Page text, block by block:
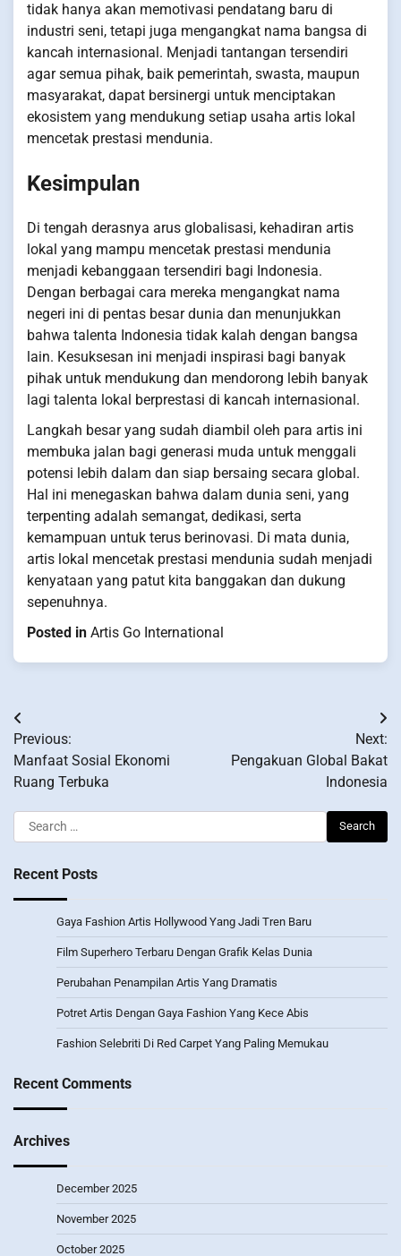
tidak hanya akan memotivasi pendatang baru di
industri seni, tetapi juga mengangkat nama bangsa di
kancah internasional. Menjadi tantangan tersendiri
agar semua pihak, baik pemerintah, swasta, maupun
masyarakat, dapat bersinergi untuk menciptakan
ekosistem yang mendukung setiap usaha artis lokal
mencetak prestasi mendunia.
Kesimpulan
Di tengah derasnya arus globalisasi, kehadiran artis
lokal yang mampu mencetak prestasi mendunia
menjadi kebanggaan tersendiri bagi Indonesia.
Dengan berbagai cara mereka mengangkat nama
negeri ini di pentas besar dunia dan menunjukkan
bahwa talenta Indonesia tidak kalah dengan bangsa
lain. Kesuksesan ini menjadi inspirasi bagi banyak
pihak untuk mendukung dan mendorong lebih banyak
lagi talenta lokal berprestasi di kancah internasional.
Langkah besar yang sudah diambil oleh para artis ini
membuka jalan bagi generasi muda untuk menggali
potensi lebih dalam dan siap bersaing secara global.
Hal ini menegaskan bahwa dalam dunia seni, yang
terpenting adalah semangat, dedikasi, serta
kemampuan untuk terus berinovasi. Di mata dunia,
artis lokal mencetak prestasi mendunia sudah menjadi
kenyataan yang patut kita banggakan dan dukung
sepenuhnya.
Posted in Artis Go International
Post
navigation
Previous:
Manfaat Sosial Ekonomi
Ruang Terbuka
Next:
Pengakuan Global Bakat
Indonesia
Search
for:
Recent Posts
Gaya Fashion Artis Hollywood Yang Jadi Tren Baru
Film Superhero Terbaru Dengan Grafik Kelas Dunia
Perubahan Penampilan Artis Yang Dramatis
Potret Artis Dengan Gaya Fashion Yang Kece Abis
Fashion Selebriti Di Red Carpet Yang Paling Memukau
Recent Comments
Archives
December 2025
November 2025
October 2025